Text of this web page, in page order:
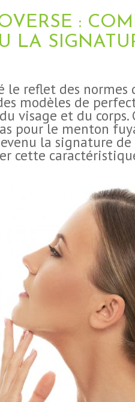
:
LA
reflet des
modèles de
visage et du corps.
pour le menton
la signature
cette